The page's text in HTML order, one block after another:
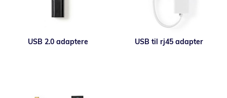
USB 2.0 adaptere USB til rj45 adapter